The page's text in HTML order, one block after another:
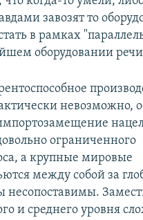
завозят то
в рамках
оборудовании речи
невозможно,
ограниченного
а крупные мировые
между собой за
и среднего уровня